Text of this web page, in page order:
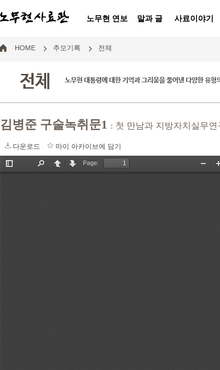
노무현 연보 말과 글 사료이야기
HOME 추모기록 전체
전체 노무현 대통령에 대한 기억과 그리움을 풀어낸 다양한 유형
김병준 구술녹취문1 : 첫 만남과 지방자치실무
다운로드 마이 아카이브에 담기